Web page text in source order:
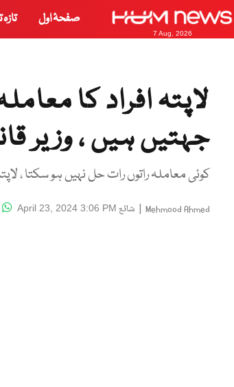
7 Aug, 2026
صفحۂ اول
لاپتہ افراد کا
جہتیں ہیں ، وزیر
کوئی معاملہ راتوں رات حل نہیں ہو سکتا ،
Mehmood Ahmed
| شائع April 23, 2024 3:06 PM